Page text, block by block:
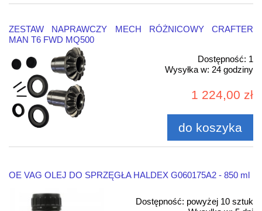
ZESTAW NAPRAWCZY MECH RÓŻNICOWY CRAFTER
MAN T6 FWD MQ500
Dostępność: 1
Wysyłka w: 24 godziny
1 224,00 zł
do koszyka
OE VAG OLEJ DO SPRZĘGŁA HALDEX G060175A2 - 850 ml
Dostępność: powyżej 10 sztuk